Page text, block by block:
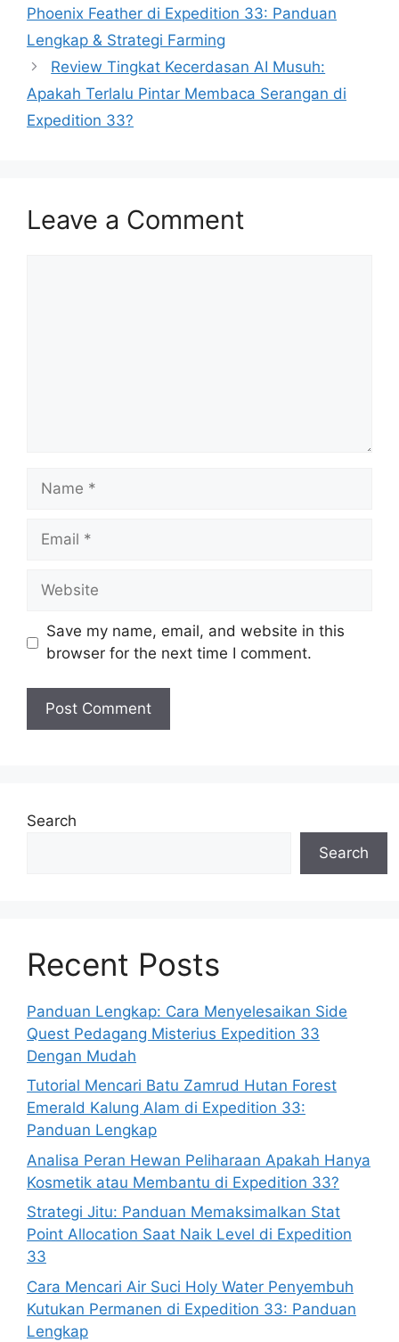
Phoenix Feather di Expedition 33: Panduan
Lengkap & Strategi Farming
Review Tingkat Kecerdasan AI Musuh:
Apakah Terlalu Pintar Membaca Serangan di
Expedition 33?
Leave a Comment
Name
Email
Website
Save my name, email, and website in this
browser for the next time I comment.
Search
Search
Recent Posts
Panduan Lengkap: Cara Menyelesaikan Side
Quest Pedagang Misterius Expedition 33
Dengan Mudah
Tutorial Mencari Batu Zamrud Hutan Forest
Emerald Kalung Alam di Expedition 33:
Panduan Lengkap
Analisa Peran Hewan Peliharaan Apakah Hanya
Kosmetik atau Membantu di Expedition 33?
Strategi Jitu: Panduan Memaksimalkan Stat
Point Allocation Saat Naik Level di Expedition
33
Cara Mencari Air Suci Holy Water Penyembuh
Kutukan Permanen di Expedition 33: Panduan
Lengkap